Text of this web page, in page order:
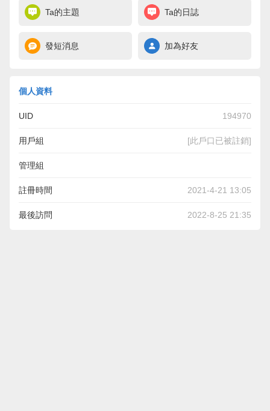
Ta的主題 Ta的日誌
發短消息 加為好友
個人資料
UID 194970
用戶組 [此戶口已被註銷]
管理組
註冊時間 2021-4-21 13:05
最後訪問 2022-8-25 21:35